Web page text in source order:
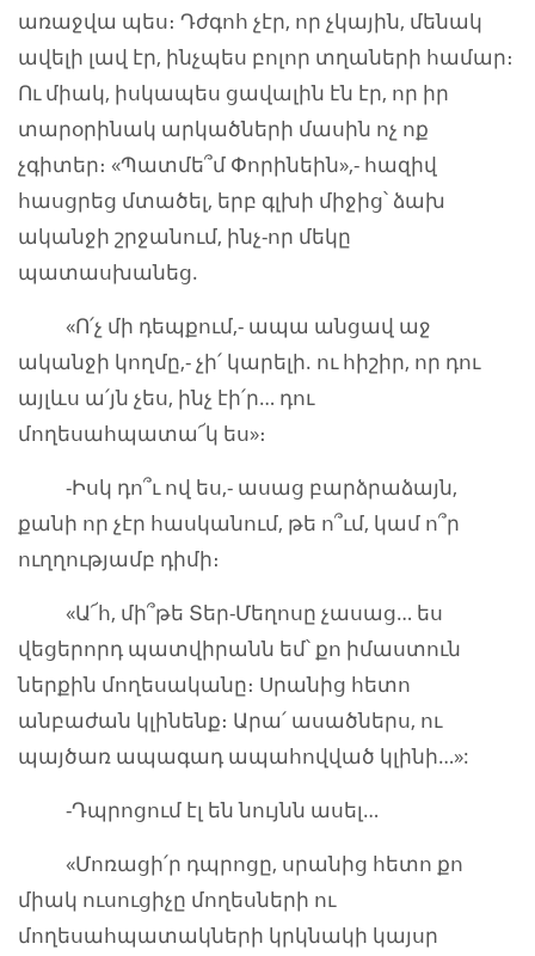
առաջվա պես։ Դժգոհ չէր, որ չկային, մենակ
ավելի լավ էր, ինչպես բոլոր տղաների համար։
Ու միակ, իսկապես ցավալին էն էր, որ իր
տարօրինակ արկածների մասին ոչ ոք
չգիտեր։ «Պատմե՞մ Փորինեին»,- հազիվ
հասցրեց մտածել, երբ գլխի միջից՝ ձախ
ականջի շրջանում, ինչ-որ մեկը
պատասխանեց.
«Ո՛չ մի դեպքում,- ապա անցավ աջ
ականջի կողմը,- չի՛ կարելի. ու հիշիր, որ դու
այլևս ա՛յն չես, ինչ էի՛ր… դու
մողեսահպատա՜կ ես»։
-Իսկ դո՞ւ ով ես,- ասաց բարձրաձայն,
քանի որ չէր հասկանում, թե ո՞ւմ, կամ ո՞ր
ուղղությամբ դիմի։
«Ա՜հ, մի՞թե Տեր-Մեղոսը չասաց… ես
վեցերորդ պատվիրանն եմ՝ քո իմաստուն
ներքին մողեսականը։ Սրանից հետո
անբաժան կլինենք։ Արա՛ ասածներս, ու
պայծառ ապագադ ապահովված կլինի…»:
-Դպրոցում էլ են նույնն ասել…
«Մոռացի՛ր դպրոցը, սրանից հետո քո
միակ ուսուցիչը մողեսների ու
մողեսահպատակների կրկնակի կայսր